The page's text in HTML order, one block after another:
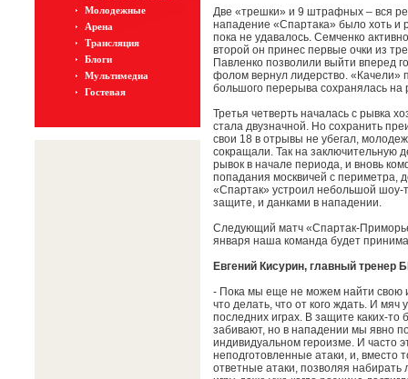
Молодежные
Арена
Трансляция
Блоги
Мультимедиа
Гостевая
Две «трешки» и 9 штрафных – вся
нападение «Спартака» было хоть и
пока не удавалось. Семченко
второй он принес первые очки из
Павленко позволили выйти вперед
фолом вернул лидерство. «Качели»
большого перерыва сохранялась на
Третья четверть началась с рывка
стала двузначной. Но сохранить
свои 18 в отрывы не убегал,
сокращали. Так на заключительную
рывок в начале периода, и вновь
попадания москвичей с периметра,
«Спартак» устроил небольшой
защите, и данками в нападении.
Следующий матч «Спартак-
января наша команда будет
Евгений Кисурин, главный тренер
- Пока мы еще не можем найти свою
что делать, что от кого ждать. И мяч
последних играх. В защите каких-
забивают, но в нападении мы явно
индивидуальном героизме. И часто
неподготовленные атаки, и, вместо
ответные атаки, позволяя набирать